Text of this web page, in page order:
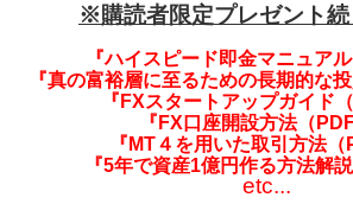
※購読者限定プレゼント
『ハイスピード即金マニュアル
『真の富裕層に至るための長期的な
『FXスタートアップガイド
『FX口座開設方法（PDF
『MT４を用いた取引方法（
『5年で資産1億円作る方法解
etc...